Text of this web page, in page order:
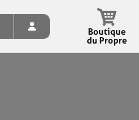
Boutique
du Propre